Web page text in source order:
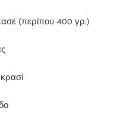
(περίπου 400 γρ.)